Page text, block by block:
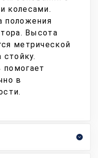
колесами.
положения
Высота
метрической
стойку.
в